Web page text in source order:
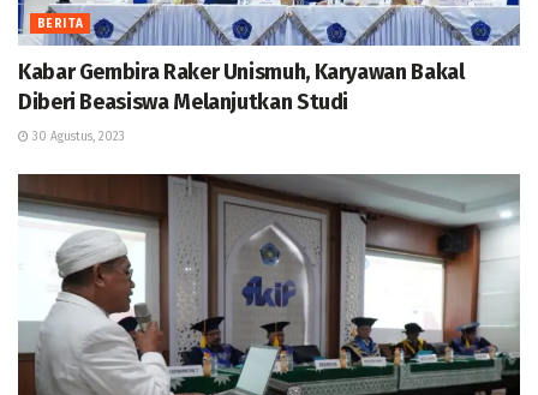
BERITA
Kabar Gembira Raker Unismuh, Karyawan Bakal
Diberi Beasiswa Melanjutkan Studi
30 Agustus, 2023